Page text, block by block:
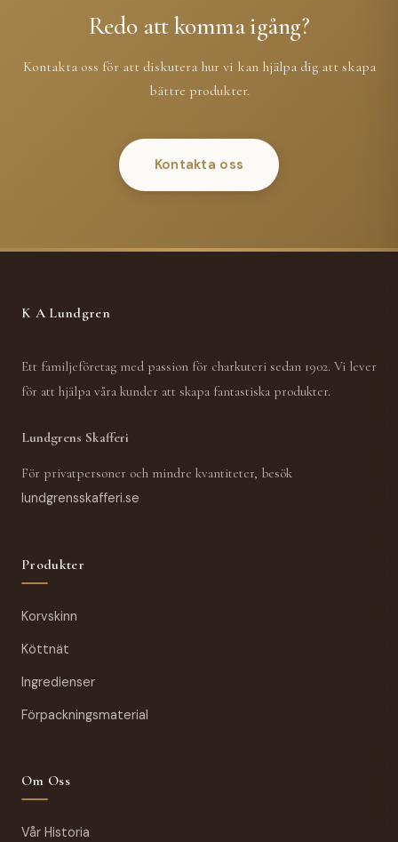
Redo att komma igång?
Kontakta oss för att diskutera hur vi kan hjälpa dig att skapa
bättre produkter.
Kontakta oss
K A Lundgren
Ett familjeföretag med passion för charkuteri sedan 1902. Vi lever
för att hjälpa våra kunder att skapa fantastiska produkter.
Lundgrens Skafferi
För privatpersoner och mindre kvantiteter, besök
lundgrensskafferi.se
Produkter
Korvskinn
Köttnät
Ingredienser
Förpackningsmaterial
Om Oss
Vår Historia